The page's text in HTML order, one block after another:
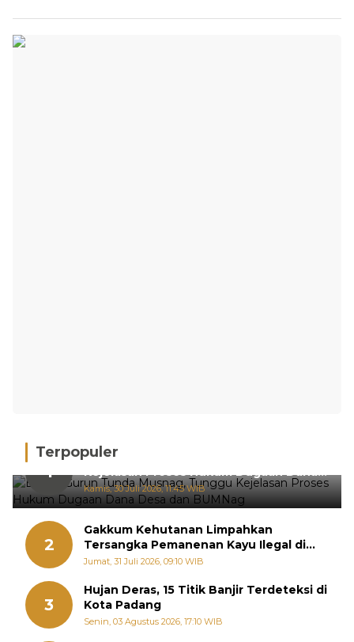
Terpopuler
1
BPRN Gurun Tunda Musnag, Tunggu
Kejelasan Proses Hukum Dugaan Dana
Desa dan BUMNag
Kamis, 30 Juli 2026, 11:45 WIB
2
Gakkum Kehutanan Limpahkan
Tersangka Pemanenan Kayu Ilegal di
Sariak Bayang ke Kejari Solok
Jumat, 31 Juli 2026, 09:10 WIB
3
Hujan Deras, 15 Titik Banjir Terdeteksi di
Kota Padang
Senin, 03 Agustus 2026, 17:10 WIB